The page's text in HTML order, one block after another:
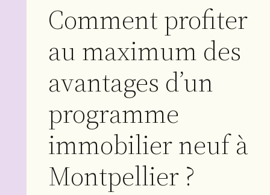
Comment profiter
au maximum des
avantages d’un
programme
immobilier neuf à
Montpellier ?